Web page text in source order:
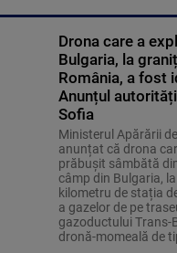
Drona care a
Bulgaria, la
România, a fost
Anunțul
Sofia
Ministerul Apărării
anunțat că drona
prăbușit sâmbătă
câmp din Bulgaria,
kilometru de stația
a gazelor de pe
gazoductului Trans-
dronă-momeală de